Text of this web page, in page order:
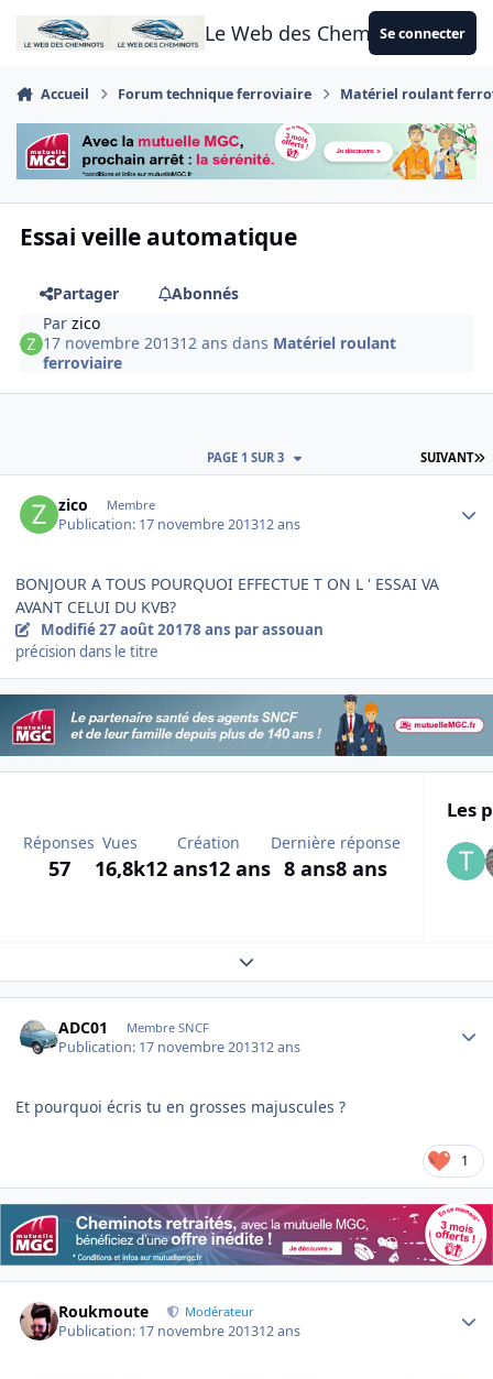
Aller au contenu
Le Web des CheminotsSe connecter
Accueil Forum technique ferroviaire Matériel roulant
Essai veille automatique
Partager
Abonnés
Parzico
17 novembre 201312 ans dans Matériel roulant
ferroviaire
SUIVANT
PAGE 1 SUR 3
zico Membre
Publication: 17 novembre 201312 ans
BONJOUR A TOUS POURQUOI EFFECTUE T ON L ' ESSAI VA
AVANT CELUI DU KVB?
Modifié27 août 20178 ans par assouan
précision dans le titre
Réponses
57
Vues
16,8k
Création
12 ans12 ans
Dernière réponse
8 ans8 ans
Les
Expand topic overview
ADC01 Membre SNCF
Publication: 17 novembre 201312 ans
Et pourquoi écris tu en grosses majuscules ?
1
Roukmoute Modérateur
Publication: 17 novembre 201312 ans